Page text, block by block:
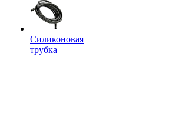
Силиконовая
трубка